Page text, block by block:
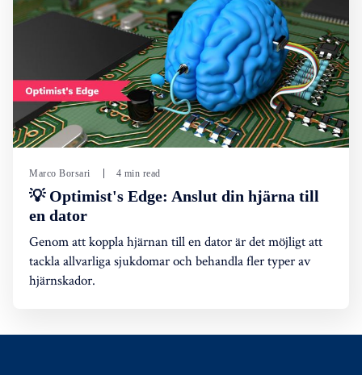
Marco Borsari 4 min read
💡 Optimist's Edge: Anslut din hjärna till
en dator
Genom att koppla hjärnan till en dator är det möjligt att
tackla allvarliga sjukdomar och behandla fler typer av
hjärnskador.